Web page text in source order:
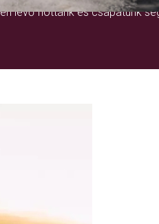
lévő flottánk és csapatunk